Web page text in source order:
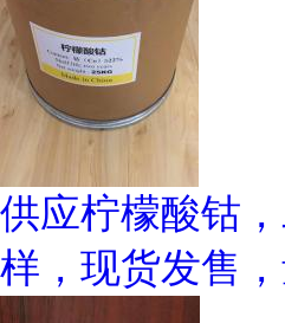
供应柠檬酸钴
样，现货发售